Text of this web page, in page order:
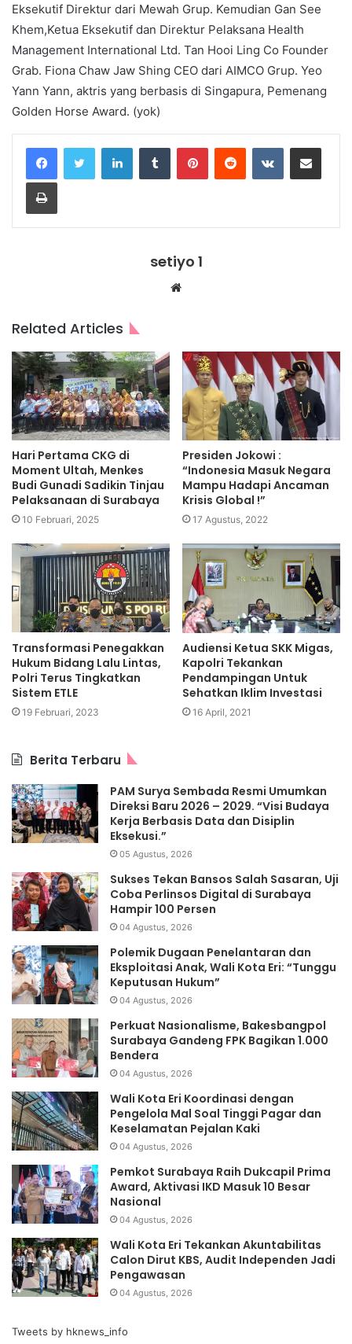
Eksekutif Direktur dari Mewah Grup. Kemudian Gan See
Khem,Ketua Eksekutif dan Direktur Pelaksana Health
Management International Ltd. Tan Hooi Ling Co Founder
Grab. Fiona Chaw Jaw Shing CEO dari AIMCO Grup. Yeo
Yann Yann, aktris yang berbasis di Singapura, Pemenang
Golden Horse Award. (yok)
LinkedInTumblr PinterestReddit VKontakteShare via Email
Print
setiyo 1
Website
Related Articles
Hari Pertama CKG di
Moment Ultah, Menkes
Budi Gunadi Sadikin Tinjau
Pelaksanaan di Surabaya
10 Februari, 2025
Presiden Jokowi :
“Indonesia Masuk Negara
Mampu Hadapi Ancaman
Krisis Global !”
17 Agustus, 2022
Transformasi Penegakkan
Hukum Bidang Lalu Lintas,
Polri Terus Tingkatkan
Sistem ETLE
19 Februari, 2023
Audiensi Ketua SKK Migas,
Kapolri Tekankan
Pendampingan Untuk
Sehatkan Iklim Investasi
16 April, 2021
Berita Terbaru
PAM Surya Sembada Resmi Umumkan
Direksi Baru 2026 – 2029. “Visi Budaya
Kerja Berbasis Data dan Disiplin
Eksekusi.”
05 Agustus, 2026
Sukses Tekan Bansos Salah Sasaran, Uji
Coba Perlinsos Digital di Surabaya
Hampir 100 Persen
04 Agustus, 2026
Polemik Dugaan Penelantaran dan
Eksploitasi Anak, Wali Kota Eri: “Tunggu
Keputusan Hukum”
04 Agustus, 2026
Perkuat Nasionalisme, Bakesbangpol
Surabaya Gandeng FPK Bagikan 1.000
Bendera
04 Agustus, 2026
Wali Kota Eri Koordinasi dengan
Pengelola Mal Soal Tinggi Pagar dan
Keselamatan Pejalan Kaki
04 Agustus, 2026
Pemkot Surabaya Raih Dukcapil Prima
Award, Aktivasi IKD Masuk 10 Besar
Nasional
04 Agustus, 2026
Wali Kota Eri Tekankan Akuntabilitas
Calon Dirut KBS, Audit Independen Jadi
Pengawasan
04 Agustus, 2026
Tweets by hknews_info